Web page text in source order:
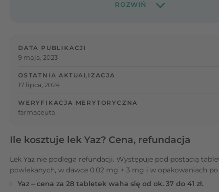
DATA PUBLIKACJI
9 maja, 2023
OSTATNIA AKTUALIZACJA
17 lipca, 2024
WERYFIKACJA MERYTORYCZNA
farmaceuta
Ile kosztuje lek Yaz? Cena, refundacja
Lek Yaz nie podlega refundacji. Występuje pod postacią
powlekanych, w dawce 0,02 mg + 3 mg i w opakowaniach
Yaz – cena za 28 tabletek waha się od ok. 37 do 41 zł.